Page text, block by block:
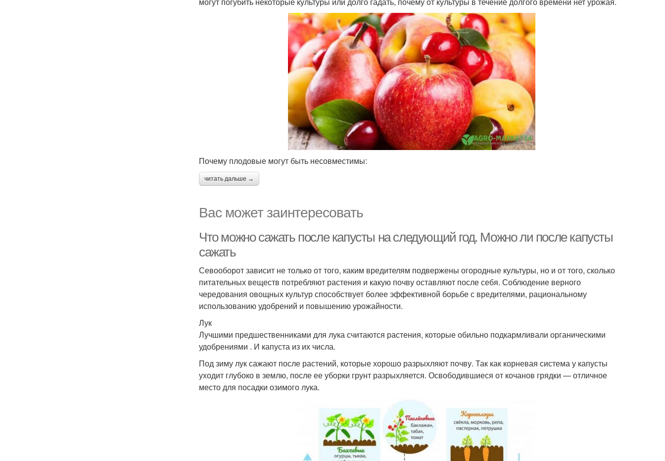
Почему плодовые могут быть несовместимы:
читать дальше →
Вас может заинтересовать
Что можно сажать после капусты на следующий год. Можно ли после капусты
сажать
Севооборот зависит не только от того, каким вредителям подвержены огородные культуры, но и от того, сколько
питательных веществ потребляют растения и какую почву оставляют после себя. Соблюдение верного
чередования овощных культур способствует более эффективной борьбе с вредителями, рациональному
использованию удобрений и повышению урожайности.
Лук
Лучшими предшественниками для лука считаются растения, которые обильно подкармливали органическими
удобрениями . И капуста из их числа.
Под зиму лук сажают после растений, которые хорошо разрыхляют почву. Так как корневая система у капусты
уходит глубоко в землю, после ее уборки грунт разрыхляется. Освободившиеся от кочанов грядки — отличное
место для посадки озимого лука.